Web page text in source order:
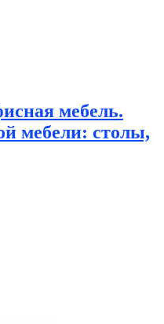
мебель.
мебели: столы,